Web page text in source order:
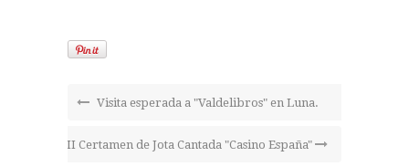
Visita esperada a "Valdelibros" en Luna.
II Certamen de Jota Cantada "Casino España"